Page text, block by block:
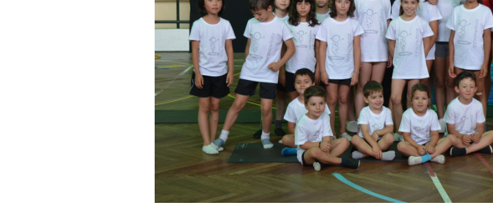
Fotos: Capoeira 2026
Fotos: Torneio Intercalar de Formação 2026 (Patinagem)
Fotos: Ballet “Era uma vez o Mundo”
SFRUA brilhou no 12.º Torneio João Cruz de Trampolim Individual
Campeonato Distrital de Patinagem Livre 2026
🥋 Aula Especial – Dia da Mãe 💙
Trampolins: Qualificativa Regional Sul TRI